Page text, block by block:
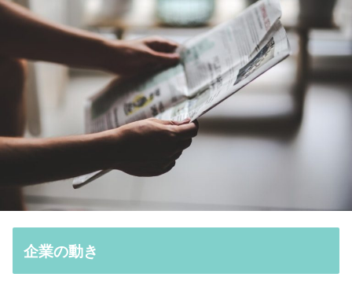
企業の動き